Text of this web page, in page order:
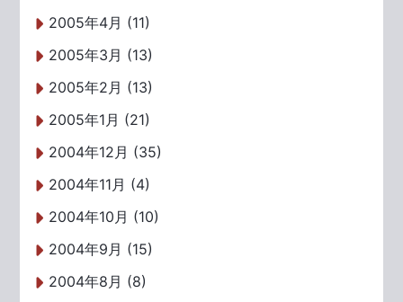
2005年4月 (11)
2005年3月 (13)
2005年2月 (13)
2005年1月 (21)
2004年12月 (35)
2004年11月 (4)
2004年10月 (10)
2004年9月 (15)
2004年8月 (8)